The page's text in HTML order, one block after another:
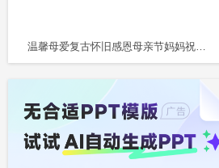
温馨母爱复古怀旧感恩母亲节妈妈祝寿动感电子感恩教育PPT模板